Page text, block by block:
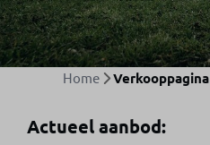
Home Verkooppagina
Actueel aanbod: